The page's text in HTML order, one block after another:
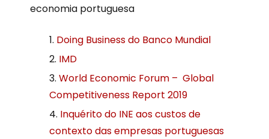
economia portuguesa
Doing Business do Banco Mundial
IMD
World Economic Forum – Global
Competitiveness Report 2019
Inquérito do INE aos custos de
contexto das empresas portuguesas